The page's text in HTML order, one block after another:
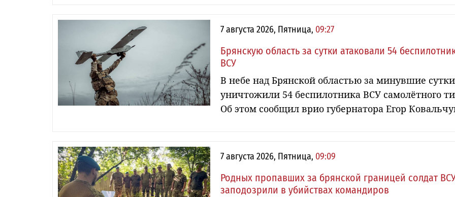
7 августа 2026, Пятница, 09:27
Брянскую область за сутки атаковали 54
ВСУ
В небе над Брянской областью за минувшие сутки
уничтожили 54 беспилотника ВСУ самолётного
Об этом сообщил врио губернатора Егор
7 августа 2026, Пятница, 09:09
Родных пропавших за брянской границей солдат
заподозрили в убийствах командиров